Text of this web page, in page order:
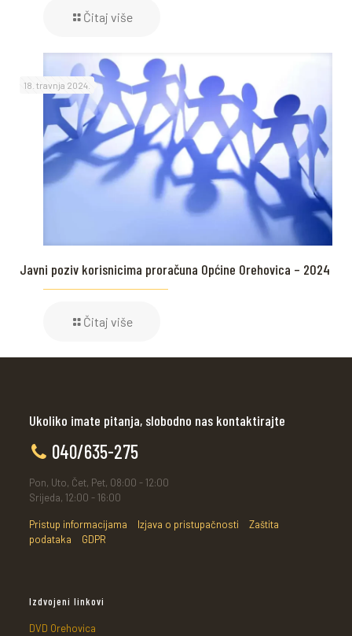
Čitaj više
18. travnja 2024.
Javni poziv korisnicima proračuna Općine Orehovica – 2024
Čitaj više
Ukoliko imate pitanja, slobodno nas kontaktirajte
040/635-275
Pon, Uto, Čet, Pet, 08:00 - 12:00
Srijeda, 12:00 - 16:00
Pristup informacijama Izjava o pristupačnosti
Zaštita
podataka
GDPR
Izdvojeni linkovi
DVD Orehovica